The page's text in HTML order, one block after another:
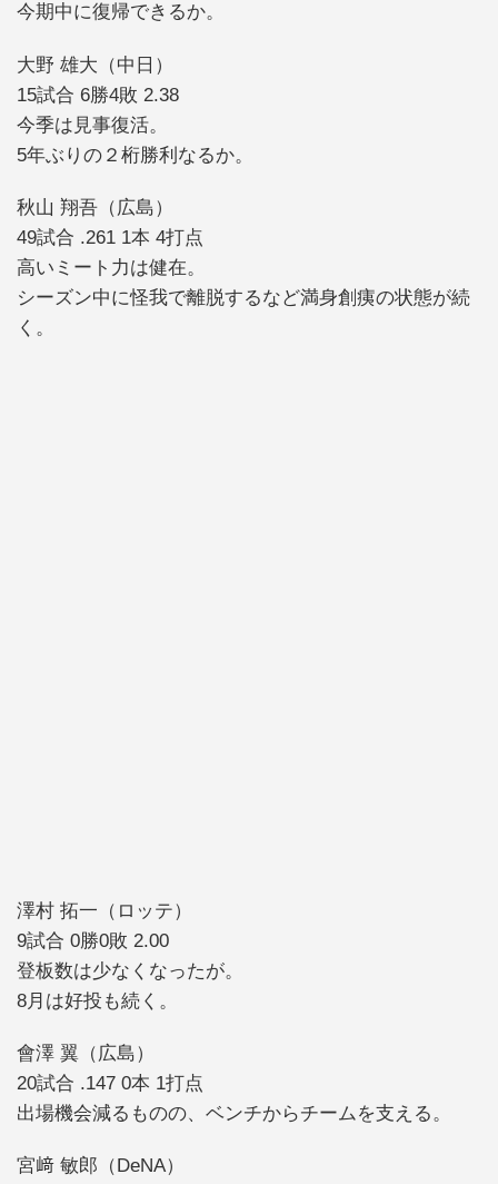
今期中に復帰できるか。
大野 雄大（中日）
15試合 6勝4敗 2.38
今季は見事復活。
5年ぶりの２桁勝利なるか。
秋山 翔吾（広島）
49試合 .261 1本 4打点
高いミート力は健在。
シーズン中に怪我で離脱するなど満身創痍の状態が続
く。
澤村 拓一（ロッテ）
9試合 0勝0敗 2.00
登板数は少なくなったが。
8月は好投も続く。
會澤 翼（広島）
20試合 .147 0本 1打点
出場機会減るものの、ベンチからチームを支える。
宮﨑 敏郎（DeNA）